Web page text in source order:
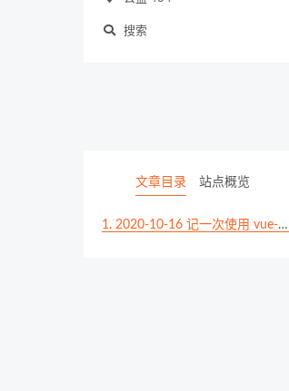
搜索
文章目录 站点概览
1. 2020-10-16 记一次使用 vue-composition-api 开发网页的经历